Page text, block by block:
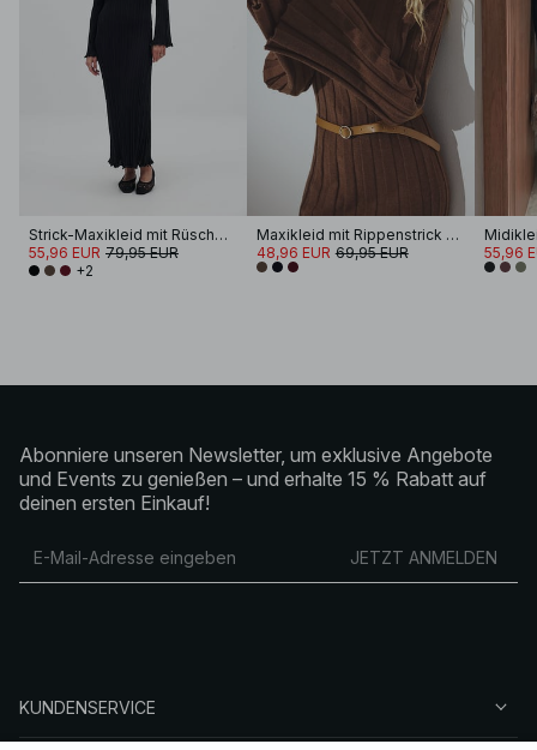
Strick-Maxikleid mit Rüschen und Rundhalsausschnitt
55,96 EUR 79,95 EUR
+2
Maxikleid mit Rippenstrick und Rollkragen
48,96 EUR 69,95 EUR
55,96
Abonniere unseren Newsletter, um exklusive Angebote
und Events zu genießen – und erhalte 15 % Rabatt auf
deinen ersten Einkauf!
JETZT ANMELDEN
KUNDENSERVICE